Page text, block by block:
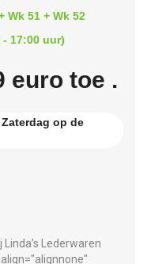
Wk 51 + Wk 52
17:00 uur)
euro toe .
op de
Lederwaren